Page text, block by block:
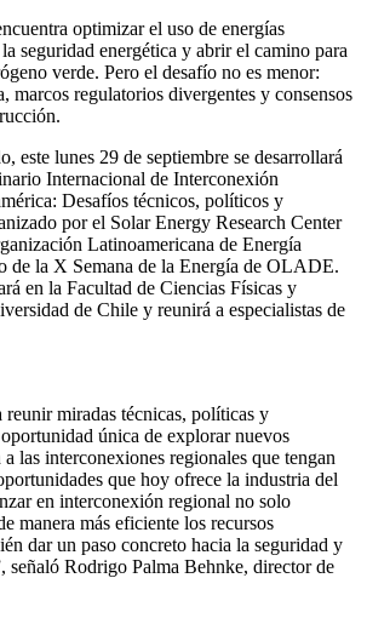
optimizar el uso de energías
seguridad energética y abrir el camino para
verde. Pero el desafío no es menor:
marcos regulatorios divergentes y consensos
este lunes 29 de septiembre se desarrollará
Internacional de Interconexión
Desafíos técnicos, políticos y
por el Solar Energy Research Center
Latinoamericana de Energía
de la X Semana de la Energía de OLADE.
en la Facultad de Ciencias Físicas y
de Chile y reunirá a especialistas de
reunir miradas técnicas, políticas y
única de explorar nuevos
las interconexiones regionales que tengan
que hoy ofrece la industria del
en interconexión regional no solo
manera más eficiente los recursos
dar un paso concreto hacia la seguridad y
señaló Rodrigo Palma Behnke, director de